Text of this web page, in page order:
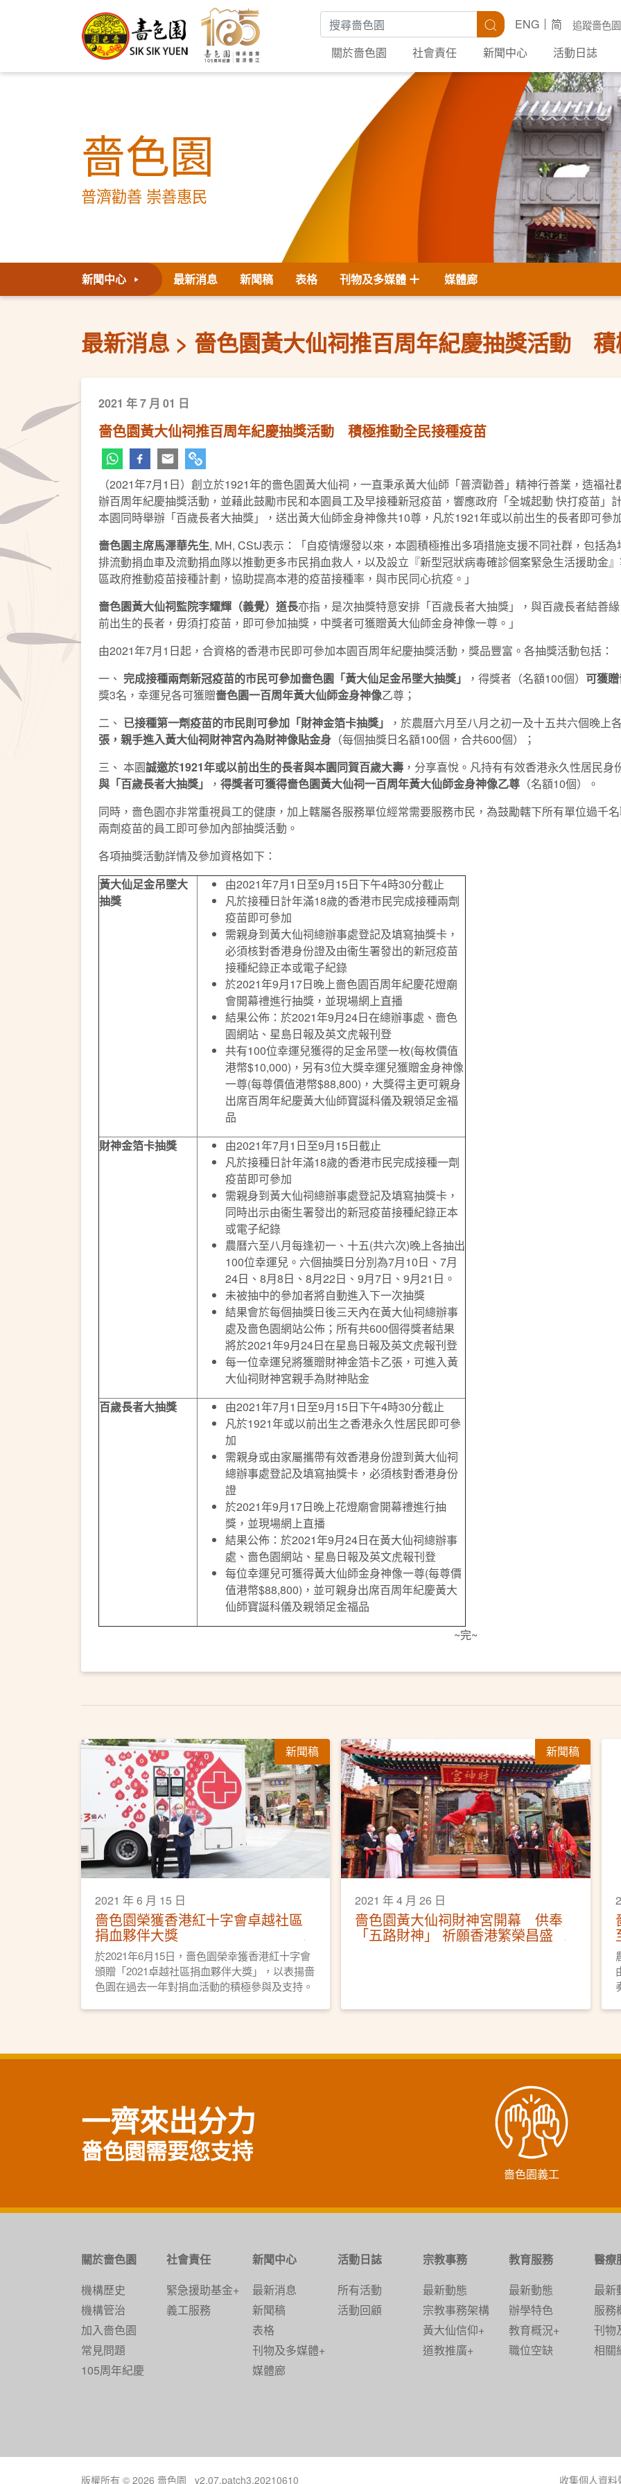
搜尋關鍵字 搜尋 追蹤嗇色園
ENG
简
關於嗇色園
社會責任 新聞中心 活動日誌
嗇色園
普濟勸善 崇善惠民
新聞中心 最新消息 新聞稿 表格 刊物及多媒體 媒體廊
最新消息 嗇色園黃大仙祠推百周年紀慶抽獎活動
2021 年 7 月 01 日
嗇色園黃大仙祠推百周年紀慶抽獎活動 積極推動全民接種疫苗
（2021年7月1日）創立於1921年的嗇色園黃大仙祠，一直秉承黃大仙師「普濟勸善」精神行善業，造福
辦百周年紀慶抽獎活動，並藉此鼓勵市民和本園員工及早接種新冠疫苗，響應政府「全城起動 快打疫苗」
本園同時舉辦「百歲長者大抽獎」，送出黃大仙師金身神像共10尊，凡於1921年或以前出生的長者即可參
嗇色園主席馬澤華先生, MH, CStJ表示：「自疫情爆發以來，本園積極推出多項措施支援不同社群，包括
排流動捐血車及流動捐血隊以推動更多市民捐血救人，以及設立『新型冠狀病毒確診個案緊急生活援助金
區政府推動疫苗接種計劃，協助提高本港的疫苗接種率，與市民同心抗疫。」
嗇色園黃大仙祠監院李耀輝（義覺）道長亦指，是次抽獎特意安排「百歲長者大抽獎」，與百歲長者結善
前出生的長者，毋須打疫苗，即可參加抽獎，中獎者可獲贈黃大仙師金身神像一尊。」
由2021年7月1日起，合資格的香港市民即可參加本園百周年紀慶抽獎活動，獎品豐富。各抽獎活動包括：
一、 完成接種兩劑新冠疫苗的市民可參加嗇色園「黃大仙足金吊墜大抽獎」 ，得獎者（名額100個） 可獲
獎3名，幸運兒各可獲贈嗇色園一百周年黃大仙師金身神像乙尊；
二、 已接種第一劑疫苗的市民則可參加「財神金箔卡抽獎」
，於農曆六月至八月之初一及十五共六個晚上
張 ，親手進入黃大仙祠財神宮內為財神像貼金身 （每個抽獎日名額100個，合共600個）；
三、 本園誠邀於1921年或以前出生的長者與本園同賀百歲大壽 ，分享喜悅。凡持有有效香港永久性居民
與「百歲長者大抽獎」
， 得獎者可獲得嗇色園黃大仙祠一百周年黃大仙師金身神像乙尊 （名額10個）。
同時，嗇色園亦非常重視員工的健康，加上轄屬各服務單位經常需要服務市民，為鼓勵轄下所有單位過千
兩劑疫苗的員工即可參加內部抽獎活動。
各項抽獎活動詳情及參加資格如下：
黃大仙足金吊墜大
抽獎
由2021年7月1日至9月15日下午4時30分截止
凡於接種日計年滿18歲的香港市民完成接種兩劑
疫苗即可參加
需親身到黃大仙祠總辦事處登記及填寫抽獎卡，
必須核對香港身份證及由衞生署發出的新冠疫苗
接種紀錄正本或電子紀錄
於2021年9月17日晚上嗇色園百周年紀慶花燈廟
會開幕禮進行抽獎，並現場網上直播
結果公佈：於2021年9月24日在總辦事處、嗇色
園網站、星島日報及英文虎報刊登
共有100位幸運兒獲得的足金吊墜一枚(每枚價值
港幣$10,000)，另有3位大獎幸運兒獲贈金身神像
一尊(每尊價值港幣$88,800)，大獎得主更可親身
出席百周年紀慶黃大仙師寶誕科儀及親領足金福
品
財神金箔卡抽獎
由2021年7月1日至9月15日截止
凡於接種日計年滿18歲的香港市民完成接種一劑
疫苗即可參加
需親身到黃大仙祠總辦事處登記及填寫抽獎卡，
同時出示由衞生署發出的新冠疫苗接種紀錄正本
或電子紀錄
農曆六至八月每逢初一、十五(共六次)晚上各抽出
100位幸運兒。六個抽獎日分別為7月10日、7月
24日、8月8日、8月22日、9月7日、9月21日。
未被抽中的參加者將自動進入下一次抽獎
結果會於每個抽獎日後三天內在黃大仙祠總辦事
處及嗇色園網站公佈；所有共600個得獎者結果
將於2021年9月24日在星島日報及英文虎報刊登
每一位幸運兒將獲贈財神金箔卡乙張，可進入黃
大仙祠財神宮親手為財神貼金
百歲長者大抽獎
由2021年7月1日至9月15日下午4時30分截止
凡於1921年或以前出生之香港永久性居民即可參
加
需親身或由家屬攜帶有效香港身份證到黃大仙祠
總辦事處登記及填寫抽獎卡，必須核對香港身份
證
於2021年9月17日晚上花燈廟會開幕禮進行抽
獎，並現場網上直播
結果公佈：於2021年9月24日在黃大仙祠總辦事
處、嗇色園網站、星島日報及英文虎報刊登
每位幸運兒可獲得黃大仙師金身神像一尊(每尊價
值港幣$88,800)，並可親身出席百周年紀慶黃大
仙師寶誕科儀及親領足金福品
~完~
新聞稿
2021 年 6 月 15 日
嗇色園榮獲香港紅十字會卓越社區
捐血夥伴大獎
於2021年6月15日，嗇色園榮幸獲香港紅十字會
頒贈「2021卓越社區捐血夥伴大獎」，以表揚嗇
色園在過去一年對捐血活動的積極參與及支持。
新聞稿
2021 年 4 月 26 日
嗇色園黃大仙祠財神宮開幕 供奉
「五路財神」 祈願香港繁榮昌盛
一齊來出分力
嗇色園需要您支持
嗇色園義工
關於嗇色園
機構歷史
機構管治
加入嗇色園
常見問題
105周年紀慶
社會責任
緊急援助基金+
義工服務
新聞中心
最新消息
新聞稿
表格
刊物及多媒體+
媒體廊
活動日誌
所有活動
活動回顧
宗教事務
最新動態
宗教事務架構
黃大仙信仰+
道教推廣+
教育服務
最新動態
辦學特色
教育概況+
職位空缺
醫療
最新
服務
刊物
相關
版權所有 © 2026 嗇色園 v2.07.patch3.20210610 收集個人資料